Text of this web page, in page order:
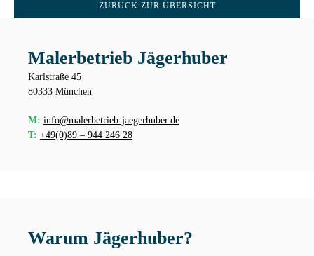
ZURÜCK ZUR ÜBERSICHT
Malerbetrieb Jägerhuber
Karlstraße 45
80333 München
M: info@malerbetrieb-jaegerhuber.de
T: +49(0)89 – 944 246 28
Warum Jägerhuber?